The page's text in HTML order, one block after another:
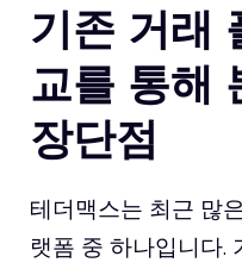
기존 거래
교를 통해
장단점
테더맥스는 최근 많
랫폼 중 하나입니다.